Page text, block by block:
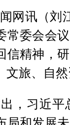
网讯（刘
常委会会
信精神，
文旅、自
，习近平